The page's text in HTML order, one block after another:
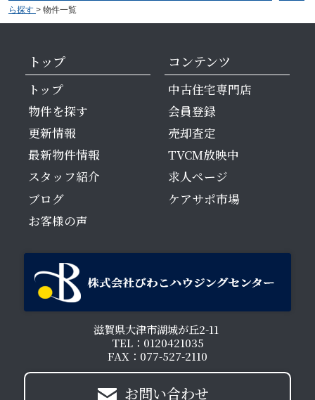
ら探す > 物件一覧
トップ
トップ
物件を探す
更新情報
最新物件情報
スタッフ紹介
ブログ
お客様の声
コンテンツ
中古住宅専門店
会員登録
売却査定
TVCM放映中
求人ページ
ケアサポ市場
滋賀県大津市湖城が丘2-11
TEL：0120421035
FAX：077-527-2110
お問い合わせ